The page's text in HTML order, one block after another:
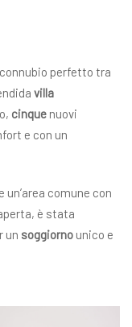
perfetto tra
villa
cinque nuovi
e con un
e un’area comune con
è stata
un soggiorno unico e